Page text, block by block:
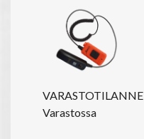
VARASTOTILANNE
Varastossa